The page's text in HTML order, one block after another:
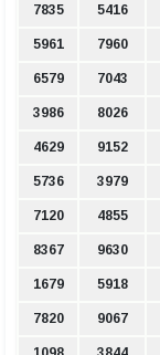
7835 5416
5961 7960
6579 7043
3986 8026
4629 9152
5736 3979
7120 4855
8367 9630
1679 5918
7820 9067